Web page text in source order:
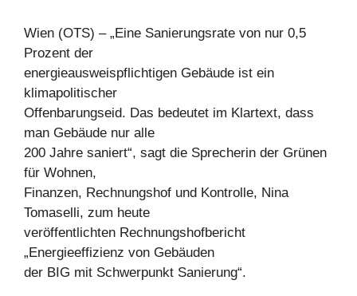
Wien (OTS) – „Eine Sanierungsrate von nur 0,5
Prozent der
energieausweispflichtigen Gebäude ist ein
klimapolitischer
Offenbarungseid. Das bedeutet im Klartext, dass
man Gebäude nur alle
200 Jahre saniert“, sagt die Sprecherin der Grünen
für Wohnen,
Finanzen, Rechnungshof und Kontrolle, Nina
Tomaselli, zum heute
veröffentlichten Rechnungshofbericht
„Energieeffizienz von Gebäuden
der BIG mit Schwerpunkt Sanierung“.